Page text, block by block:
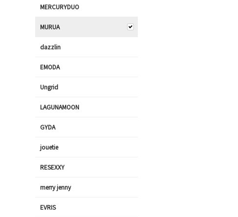
MERCURYDUO
MURUA
dazzlin
EMODA
Ungrid
LAGUNAMOON
GYDA
jouetie
RESEXXY
merry jenny
EVRIS